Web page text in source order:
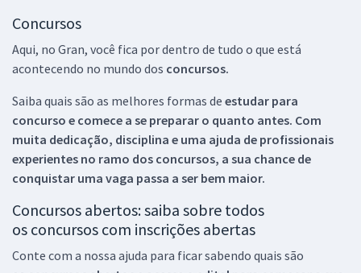
Concursos
Aqui, no Gran, você fica por dentro de tudo o que está
acontecendo no mundo dos concursos.
Saiba quais são as melhores formas de estudar para
concurso e comece a se preparar o quanto antes. Com
muita dedicação, disciplina e uma ajuda de profissionais
experientes no ramo dos concursos, a sua chance de
conquistar uma vaga passa a ser bem maior.
Concursos abertos: saiba sobre todos
os concursos com inscrições abertas
Conte com a nossa ajuda para ficar sabendo quais são